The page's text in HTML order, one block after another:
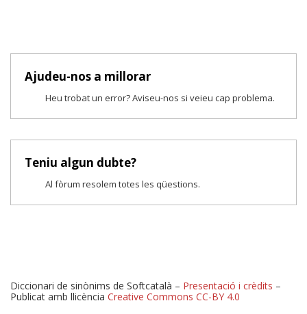
Ajudeu-nos a millorar
Heu trobat un error? Aviseu-nos si veieu cap problema.
Teniu algun dubte?
Al fòrum resolem totes les qüestions.
Diccionari de sinònims de Softcatalà – Presentació i crèdits –
Publicat amb llicència Creative Commons CC-BY 4.0